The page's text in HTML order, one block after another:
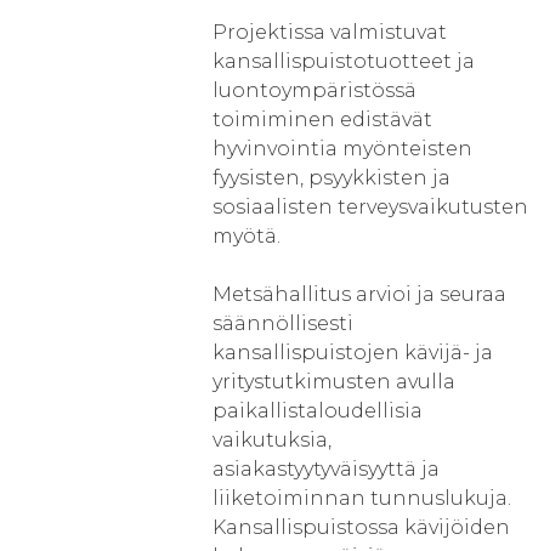
Projektissa valmistuvat
kansallispuistotuotteet ja
luontoympäristössä
toimiminen edistävät
hyvinvointia myönteisten
fyysisten, psyykkisten ja
sosiaalisten terveysvaikutusten
myötä.
Metsähallitus arvioi ja seuraa
säännöllisesti
kansallispuistojen kävijä- ja
yritystutkimusten avulla
paikallistaloudellisia
vaikutuksia,
asiakastyytyväisyyttä ja
liiketoiminnan tunnuslukuja.
Kansallispuistossa kävijöiden